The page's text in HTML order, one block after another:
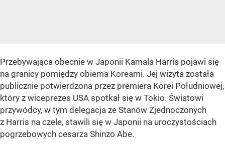
Przebywająca obecnie w Japonii Kamala Harris pojawi się
na granicy pomiędzy obiema Koreami. Jej wizyta została
publicznie potwierdzona przez premiera Korei Południowej,
który z wiceprezes USA spotkał się w Tokio. Światowi
przywódcy, w tym delegacja ze Stanów Zjednoczonych
z Harris na czele, stawili się w Japonii na uroczystościach
pogrzebowych cesarza Shinzo Abe.